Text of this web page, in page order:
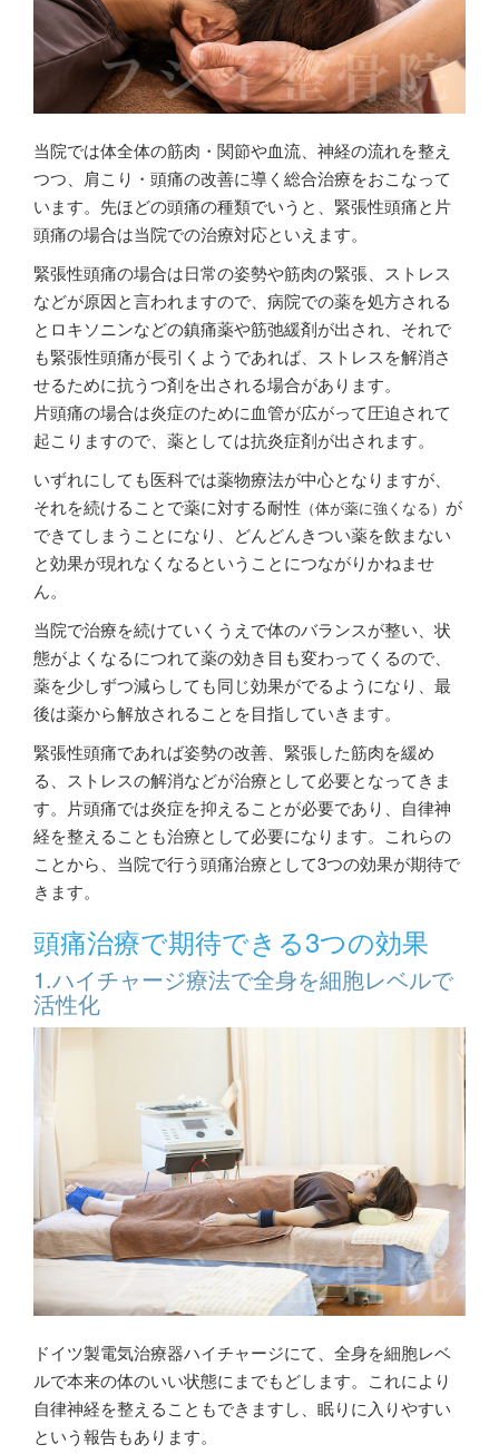
当院では体全体の筋肉・関節や血流、神経の流れを整え
つつ、肩こり・頭痛の改善に導く総合治療をおこなって
います。先ほどの頭痛の種類でいうと、緊張性頭痛と片
頭痛の場合は当院での治療対応といえます。
緊張性頭痛の場合は日常の姿勢や筋肉の緊張、ストレス
などが原因と言われますので、病院での薬を処方される
とロキソニンなどの鎮痛薬や筋弛緩剤が出され、それで
も緊張性頭痛が長引くようであれば、ストレスを解消さ
せるために抗うつ剤を出される場合があります。
片頭痛の場合は炎症のために血管が広がって圧迫されて
起こりますので、薬としては抗炎症剤が出されます。
いずれにしても医科では薬物療法が中心となりますが、
それを続けることで薬に対する耐性 （体が薬に強くなる） が
できてしまうことになり、どんどんきつい薬を飲まない
と効果が現れなくなるということにつながりかねませ
ん。
当院で治療を続けていくうえで体のバランスが整い、状
態がよくなるにつれて薬の効き目も変わってくるので、
薬を少しずつ減らしても同じ効果がでるようになり、最
後は薬から解放されることを目指していきます。
緊張性頭痛であれば姿勢の改善、緊張した筋肉を緩め
る、ストレスの解消などが治療として必要となってきま
す。片頭痛では炎症を抑えることが必要であり、自律神
経を整えることも治療として必要になります。これらの
ことから、当院で行う頭痛治療として3つの効果が期待で
きます。
頭痛治療で期待できる3つの効果
1.ハイチャージ療法で全身を細胞レベルで
活性化
ドイツ製電気治療器ハイチャージにて、全身を細胞レベ
ルで本来の体のいい状態にまでもどします。これにより
自律神経を整えることもできますし、眠りに入りやすい
という報告もあります。